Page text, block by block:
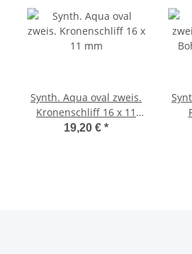
Synth. Aqua oval zweis.
Kronenschliff 16 x 11
mm
19,20 € *